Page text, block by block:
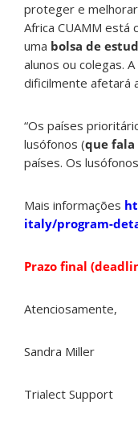
proteger e
Africa CUAMM
uma bolsa de
alunos ou colegas.
dificilmente afetará
“Os países
lusófonos (que fala
países. Os
Mais informações
italy/program-
Prazo final
Atenciosamente,
Sandra Miller
Trialect Support